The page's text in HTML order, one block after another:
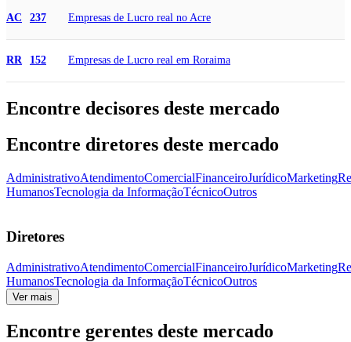
AC 237 Empresas de Lucro real no Acre
RR 152 Empresas de Lucro real em Roraima
Encontre decisores deste mercado
Encontre diretores deste mercado
AdministrativoAtendimentoComercialFinanceiroJurídicoMarketing
HumanosTecnologia da InformaçãoTécnicoOutros
Diretores
AdministrativoAtendimentoComercialFinanceiroJurídicoMarketing
HumanosTecnologia da InformaçãoTécnicoOutros
Ver mais
Encontre gerentes deste mercado